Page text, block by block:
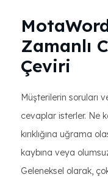
Zamanlı
Çeviri
Müşterilerin soruları
cevaplar isterler. Ne
kırıklığına uğrama
kaybına veya
Geleneksel olarak,